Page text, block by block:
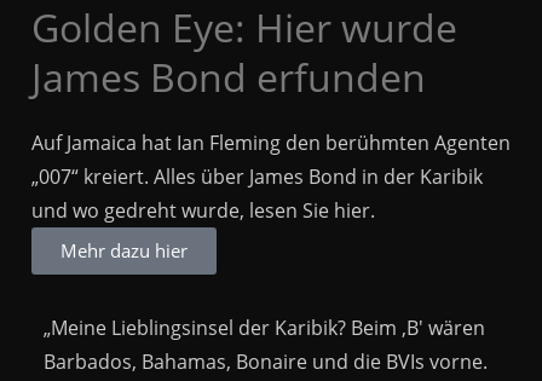
Golden Eye: Hier wurde
James Bond erfunden
Auf Jamaica hat Ian Fleming den berühmten Agenten
„007“ kreiert. Alles über James Bond in der Karibik
und wo gedreht wurde, lesen Sie hier.
Mehr dazu hier
„Meine Lieblingsinsel der Karibik? Beim ,B' wären
Barbados, Bahamas, Bonaire und die BVIs vorne.